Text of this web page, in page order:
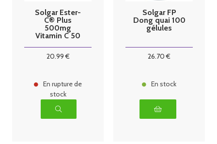
Solgar Ester-
C® Plus
500mg
Vitamin C 50
20.99€
En rupture de
stock
Solgar FP
Dong quai 100
gélules
26.70 €
En stock